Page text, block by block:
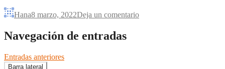
Hana8 marzo, 2022Deja un comentario
Navegación de entradas
Entradas anteriores
Barra lateral